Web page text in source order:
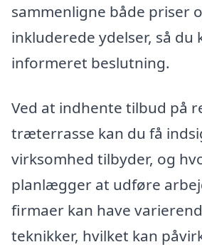
sammenligne både priser
inkluderede ydelser, så
informeret beslutning.
Ved at indhente tilbud på
træterrasse kan du få
virksomhed tilbyder, og
planlægger at udføre
firmaer kan have
teknikker, hvilket kan